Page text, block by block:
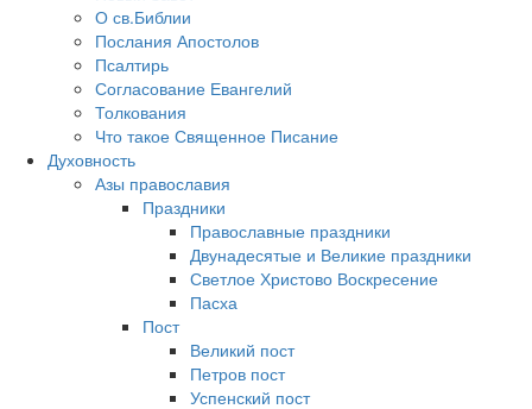
О св.Библии
Послания Апостолов
Псалтирь
Согласование Евангелий
Толкования
Что такое Священное Писание
Духовность
Азы православия
Праздники
Православные праздники
Двунадесятые и Великие праздники
Светлое Христово Воскресение
Пасха
Пост
Великий пост
Петров пост
Успенский пост